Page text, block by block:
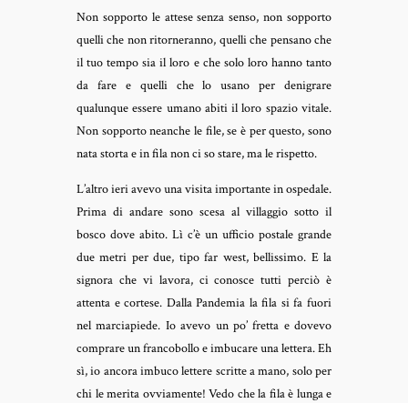
Non sopporto le attese senza senso, non sopporto
quelli che non ritorneranno, quelli che pensano che
il tuo tempo sia il loro e che solo loro hanno tanto
da fare e quelli che lo usano per denigrare
qualunque essere umano abiti il loro spazio vitale.
Non sopporto neanche le file, se è per questo, sono
nata storta e in fila non ci so stare, ma le rispetto.
L’altro ieri avevo una visita importante in ospedale.
Prima di andare sono scesa al villaggio sotto il
bosco dove abito. Lì c’è un ufficio postale grande
due metri per due, tipo far west, bellissimo. E la
signora che vi lavora, ci conosce tutti perciò è
attenta e cortese. Dalla Pandemia la fila si fa fuori
nel marciapiede. Io avevo un po’ fretta e dovevo
comprare un francobollo e imbucare una lettera. Eh
sì, io ancora imbuco lettere scritte a mano, solo per
chi le merita ovviamente! Vedo che la fila è lunga e